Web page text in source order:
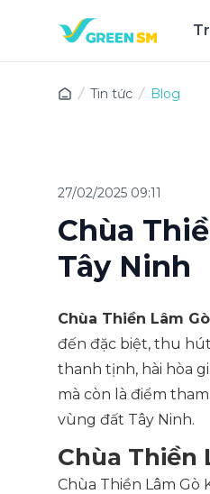
Tin tức Blog
27/02/2025 09:11
Chùa
Tây Ninh
Chùa Thiền Lâm
đến đặc biệt, thu
thanh tịnh, hài hòa
mà còn là điểm
vùng đất Tây Ninh.
Chùa Thiền
Chùa Thiền Lâm Gò